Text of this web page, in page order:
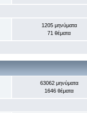
1205 μηνύματα
71 θέματα
63062 μηνύματα
1646 θέματα